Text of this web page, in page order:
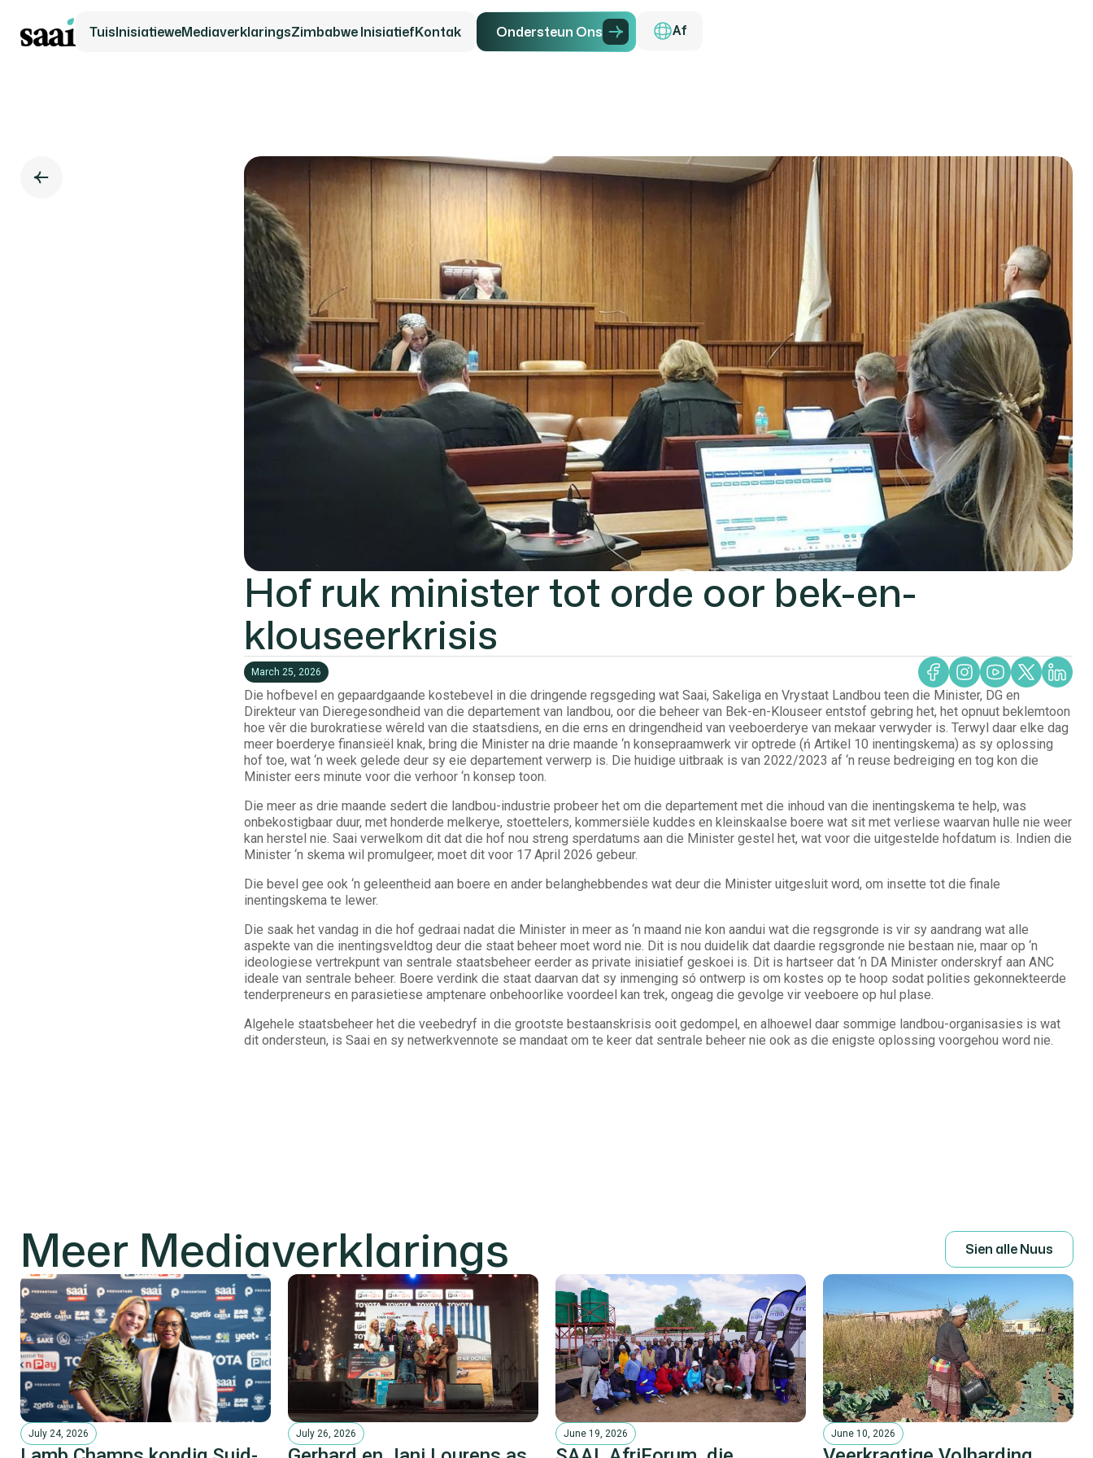
TuisInisiatieweMediaverklaringsZimbabwe InisiatiefKontak Ondersteun Ons Af
Hof ruk minister tot orde oor bek-en-
klouseerkrisis
March 25, 2026
Die hofbevel en gepaardgaande kostebevel in die dringende regsgeding wat Saai, Sakeliga en Vrystaat Landbou teen die Minister, DG en
Direkteur van Dieregesondheid van die departement van landbou, oor die beheer van Bek-en-Klouseer entstof gebring het, het opnuut beklemtoon
hoe vêr die burokratiese wêreld van die staatsdiens, en die erns en dringendheid van veeboerderye van mekaar verwyder is. Terwyl daar elke dag
meer boerderye finansieël knak, bring die Minister na drie maande ‘n konsepraamwerk vir optrede (ń Artikel 10 inentingskema) as sy oplossing
hof toe, wat ‘n week gelede deur sy eie departement verwerp is. Die huidige uitbraak is van 2022/2023 af ‘n reuse bedreiging en tog kon die
Minister eers minute voor die verhoor ‘n konsep toon.
Die meer as drie maande sedert die landbou-industrie probeer het om die departement met die inhoud van die inentingskema te help, was
onbekostigbaar duur, met honderde melkerye, stoettelers, kommersiële kuddes en kleinskaalse boere wat sit met verliese waarvan hulle nie weer
kan herstel nie. Saai verwelkom dit dat die hof nou streng sperdatums aan die Minister gestel het, wat voor die uitgestelde hofdatum is. Indien die
Minister ‘n skema wil promulgeer, moet dit voor 17 April 2026 gebeur.
Die bevel gee ook ‘n geleentheid aan boere en ander belanghebbendes wat deur die Minister uitgesluit word, om insette tot die finale
inentingskema te lewer.
Die saak het vandag in die hof gedraai nadat die Minister in meer as ‘n maand nie kon aandui wat die regsgronde is vir sy aandrang wat alle
aspekte van die inentingsveldtog deur die staat beheer moet word nie. Dit is nou duidelik dat daardie regsgronde nie bestaan nie, maar op ‘n
ideologiese vertrekpunt van sentrale staatsbeheer eerder as private inisiatief geskoei is. Dit is hartseer dat ‘n DA Minister onderskryf aan ANC
ideale van sentrale beheer. Boere verdink die staat daarvan dat sy inmenging só ontwerp is om kostes op te hoop sodat polities gekonnekteerde
tenderpreneurs en parasietiese amptenare onbehoorlike voordeel kan trek, ongeag die gevolge vir veeboere op hul plase.
Algehele staatsbeheer het die veebedryf in die grootste bestaanskrisis ooit gedompel, en alhoewel daar sommige landbou-organisasies is wat
dit ondersteun, is Saai en sy netwerkvennote se mandaat om te keer dat sentrale beheer nie ook as die enigste oplossing voorgehou word nie.
Meer Mediaverklarings Sien alle Nuus
July 24, 2026 July 26, 2026 June 19, 2026 June 10, 2026